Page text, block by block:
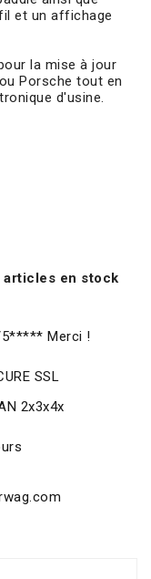
et un affichage
la mise à jour
Porsche tout en
d'usine.
articles en stock
5***** Merci !
SSL
2x3x4x